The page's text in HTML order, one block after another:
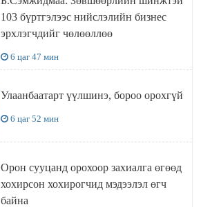
103 бүртгэлээс нийслэлийн бизнес
эрхлэгчдийг чөлөөллөө
6 цаг 47 мин
Улаанбаатарт үүлшинэ, бороо орохгүй
6 цаг 52 мин
Орон сууцанд орохоор захиалга өгөөд
хохирсон хохирогчид мэдээлэл өгч
байна